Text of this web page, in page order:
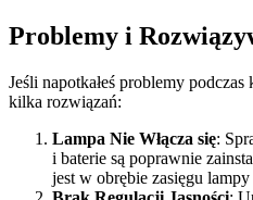
Problemy i
Jeśli napotkałeś problemy
kilka rozwiązań:
Lampa Nie Włącza się:
i baterie są poprawnie
jest w obrębie zasięgu